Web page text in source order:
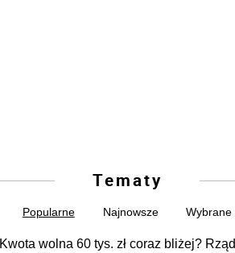
Tematy
Popularne Najnowsze Wybrane
Kwota wolna 60 tys. zł coraz bliżej? Rząd